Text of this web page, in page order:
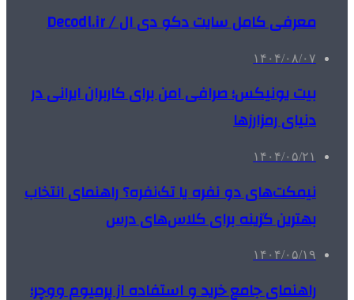
معرفی کامل سایت دکو دی ال / Decodl.ir
۱۴۰۴/۰۸/۰۷
بیت یونیکس؛ صرافی امن برای کاربران ایرانی در
دنیای رمزارزها
۱۴۰۴/۰۵/۲۱
نیمکت‌های دو نفره یا تک‌نفره؟ راهنمای انتخاب
بهترین گزینه برای کلاس‌های درس
۱۴۰۴/۰۵/۱۹
راهنمای جامع خرید و استفاده از پرمیوم ووچر؛